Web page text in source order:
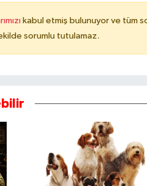
kabul etmiş bulunuyor ve tüm
sorumlu tutulamaz.